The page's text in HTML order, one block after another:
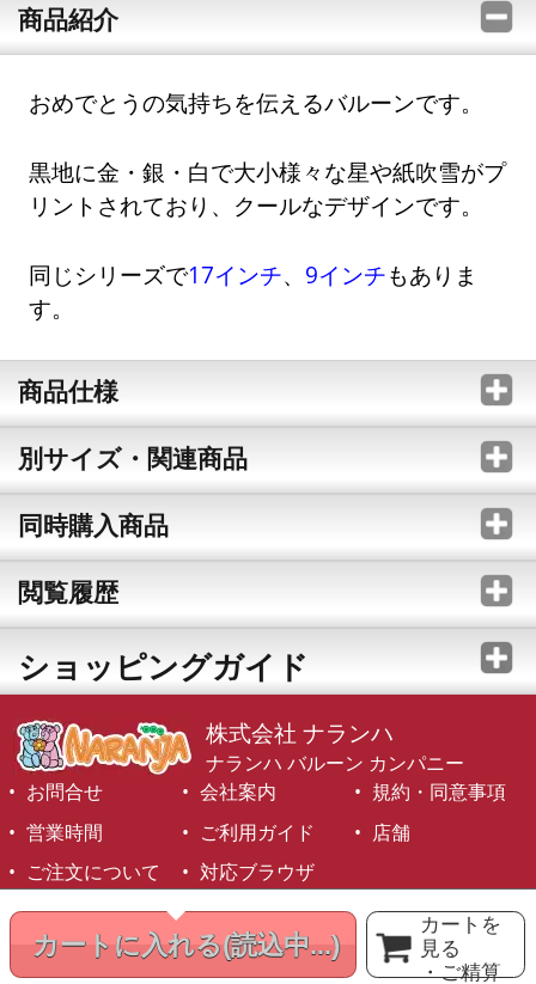
カートに入れる(読込中...)
カートを
見る
・ご精算
商品紹介
おめでとうの気持ちを伝えるバルーンです。
黒地に金・銀・白で大小様々な星や紙吹雪がプ
リントされており、クールなデザインです。
同じシリーズで17インチ、 9インチもありま
す。
商品仕様
別サイズ・関連商品
同時購入商品
閲覧履歴
ショッピングガイド
株式会社 ナランハ
ナランハ バルーン カンパニー
お問合せ
会社案内
規約・同意事項
営業時間
ご利用ガイド
店舗
ご注文について
対応ブラウザ
©1999-2026 NARANJA Inc. All Rights Reserved.